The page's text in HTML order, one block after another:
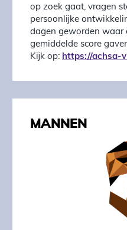
op zoek gaat, vragen
persoonlijke
dagen geworden waar
gemiddelde score
Kijk op: https://achsa-
MANNEN